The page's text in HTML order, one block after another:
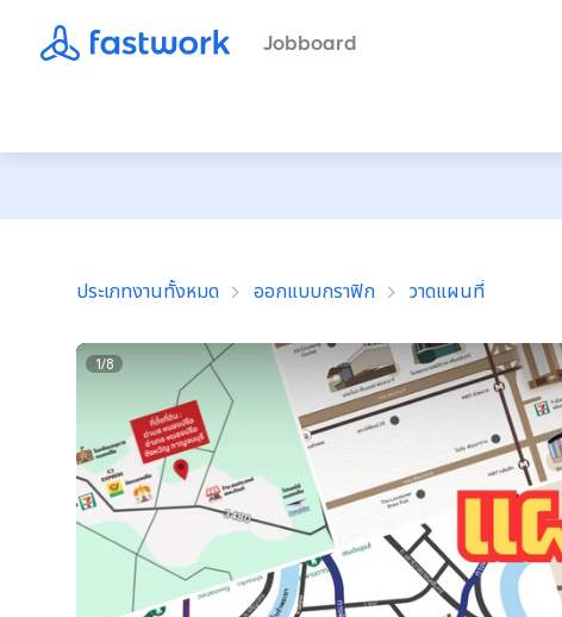
Jobboard
ประเภทงานทั้งหมด ออกแบบกราฟิก วาดแผนที่
1/8